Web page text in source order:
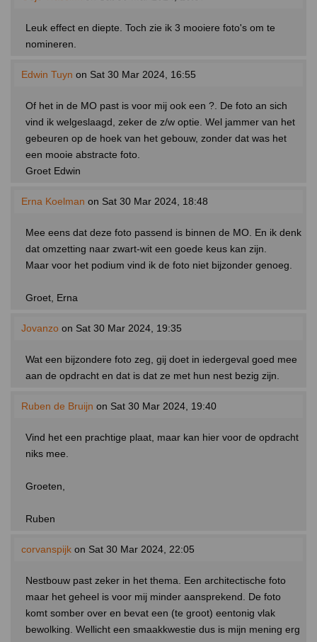
Leuk effect en diepte. Toch zie ik 3 mooiere foto's om te
nomineren.
Edwin Tuyn on Sat 30 Mar 2024, 16:55
Of het in de MO past is voor mij ook een ?. De foto an sich
vind ik welgeslaagd, zeker de z/w optie. Wel jammer van het
gebeuren op de hoek van het gebouw, zonder dat was het
een mooie abstracte foto.
Groet Edwin
Erna Koelman on Sat 30 Mar 2024, 18:48
Mee eens dat deze foto passend is binnen de MO. En ik denk
dat omzetting naar zwart-wit een goede keus kan zijn.
Maar voor het podium vind ik de foto niet bijzonder genoeg.
Groet, Erna
Jovanzo on Sat 30 Mar 2024, 19:35
Wat een bijzondere foto zeg, gij doet in iedergeval goed mee
aan de opdracht en dat is dat ze met hun nest bezig zijn.
Ruben de Bruijn on Sat 30 Mar 2024, 19:40
Vind het een prachtige plaat, maar kan hier voor de opdracht
niks mee.
Groeten,
Ruben
corvanspijk on Sat 30 Mar 2024, 22:05
Nestbouw past zeker in het thema. Een architectische foto
maar het geheel is voor mij minder aansprekend. De foto
komt somber over en bevat een (te groot) eentonig vlak
bewolking. Wellicht een smaakkwestie dus is mijn mening erg